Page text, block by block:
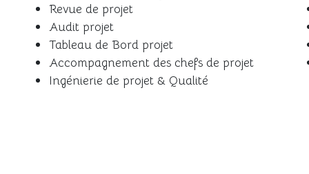
Revue de projet
Audit projet
Tableau de Bord projet
Accompagnement des chefs de projet
Ingénierie de projet & Qualité